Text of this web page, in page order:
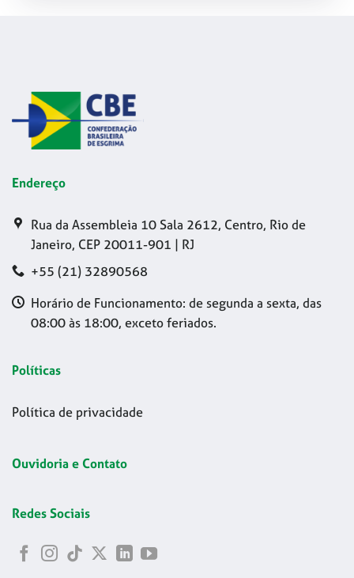
Endereço
Rua da Assembleia 10 Sala 2612, Centro, Rio de
Janeiro, CEP 20011-901 | RJ
+55 (21) 32890568
Horário de Funcionamento: de segunda a sexta, das
08:00 às 18:00, exceto feriados.
Políticas
Política de privacidade
Ouvidoria e Contato
Redes Sociais